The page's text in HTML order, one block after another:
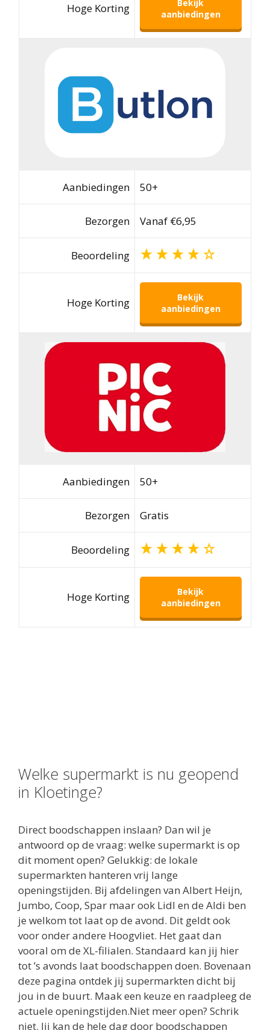
Hoge Korting
Bekijk
aanbiedingen
Aanbiedingen 50+
Bezorgen Vanaf €6,95
Beoordeling
Hoge Korting
Bekijk
aanbiedingen
Aanbiedingen 50+
Bezorgen Gratis
Beoordeling
Hoge Korting
Bekijk
aanbiedingen
Direct boodschappen inslaan? Dan wil je
antwoord op de vraag: welke supermarkt is op
supermarkten hanteren vrij lange
openingstijden. Bij afdelingen van Albert Heijn,
Jumbo, Coop, Spar maar ook Lidl en de Aldi ben
je welkom tot laat op de avond. Dit geldt ook
voor onder andere Hoogvliet. Het gaat dan
vooral om de XL-filialen. Standaard kan jij hier
tot ’s avonds laat boodschappen doen. Bovenaan
deze pagina ontdek jij supermarkten dicht bij
jou in de buurt. Maak een keuze en raadpleeg de
actuele openingstijden.Niet meer open? Schrik
niet. Jij kan de hele dag door boodschappen
bestellen bij de internet-supermarkt. De
voordelen? Rechts tref je aanvullende details. Nu
ook online: alles overSupermarkten in Nuenen